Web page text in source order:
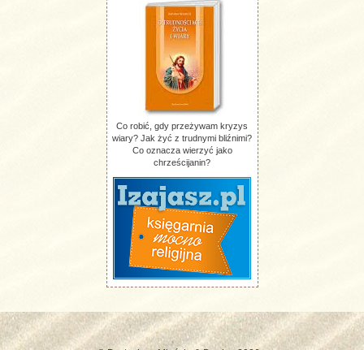
Co robić, gdy przeżywam kryzys
wiary? Jak żyć z trudnymi bliźnimi?
Co oznacza wierzyć jako
chrześcijanin?